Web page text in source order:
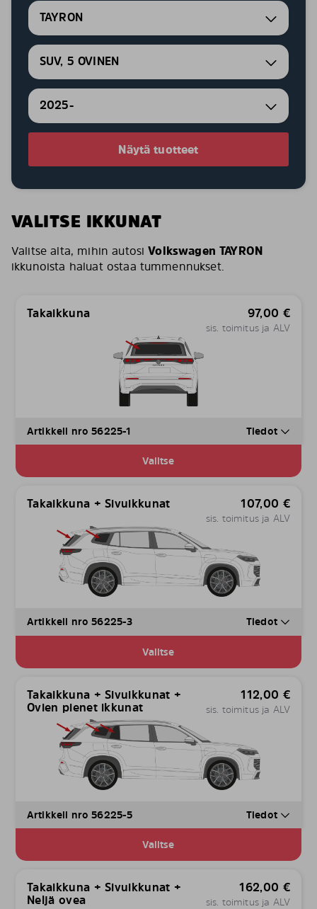
TAYRON
SUV, 5 OVINEN
2025-
Näytä tuotteet
VALITSE IKKUNAT
Valitse alta, mihin autosiVolkswagen TAYRON
ikkunoista haluat ostaa tummennukset.
Takaikkuna 97,00 €
sis. toimitus ja ALV
Artikkeli nro 56225-1 Tiedot
Valitse
Takaikkuna + Sivuikkunat 107,00 €
sis. toimitus ja ALV
Artikkeli nro 56225-3 Tiedot
Valitse
Takaikkuna + Sivuikkunat +
Ovien pienet ikkunat
112,00 €
sis. toimitus ja ALV
Artikkeli nro 56225-5 Tiedot
Valitse
Takaikkuna + Sivuikkunat +
Neljä ovea
162,00 €
sis. toimitus ja ALV